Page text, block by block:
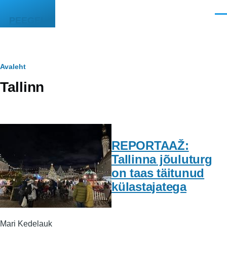
PEEGEL
Leivapuru
Avaleht
Tallinn
REPORTAAŽ:
Tallinna jõuluturg
on taas täitunud
külastajatega
Mari Kedelauk